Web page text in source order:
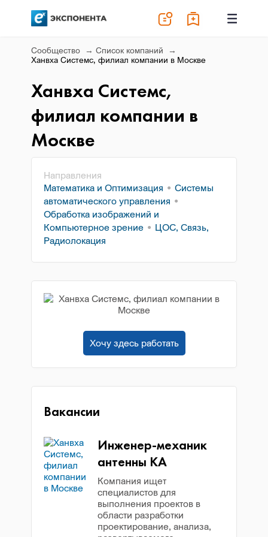
Сообщество
Список компаний
Ханвха Системс, филиал компании в Москве
Ханвха Системс,
филиал компании в
Москве
Направления
Математика и Оптимизация
Системы
автоматического управления
Обработка изображений и
Компьютерное зрение
ЦОС, Связь,
Радиолокация
Хочу здесь работать
Вакансии
Инженер-механик
антенны КА
Компания ищет
специалистов для
выполнения проектов в
области разработки
проектирование, анализа,